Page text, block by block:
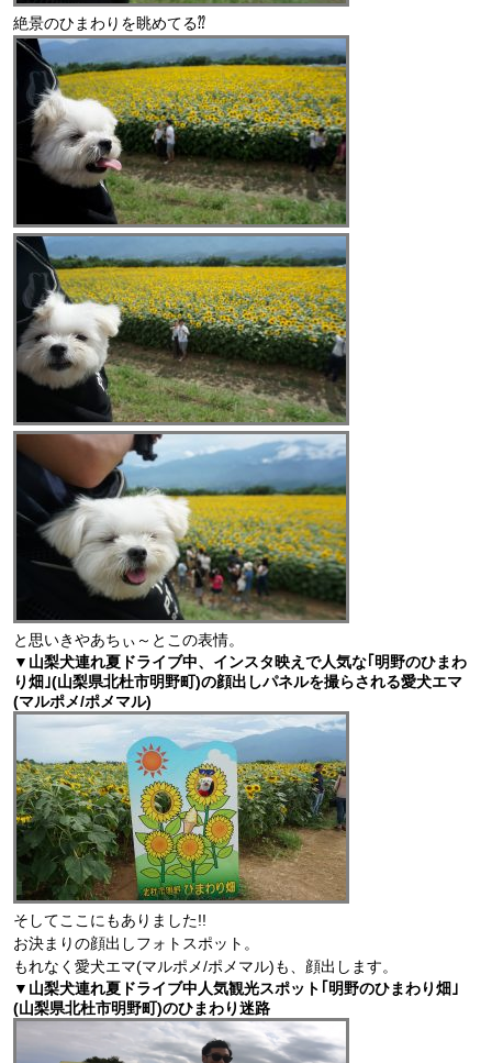
絶景のひまわりを眺めてる⁇
と思いきやあちぃ～とこの表情。
▼山梨犬連れ夏ドライブ中、インスタ映えで人気な｢明野のひまわ
り畑｣(山梨県北杜市明野町)の顔出しパネルを撮らされる愛犬エマ
(マルポメ/ポメマル)
そしてここにもありました!!
お決まりの顔出しフォトスポット。
もれなく愛犬エマ(マルポメ/ポメマル)も、顔出します。
▼山梨犬連れ夏ドライブ中人気観光スポット｢明野のひまわり畑｣
(山梨県北杜市明野町)のひまわり迷路